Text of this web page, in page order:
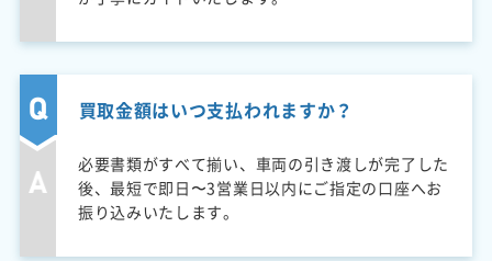
買取金額はいつ支払われますか？
必要書類がすべて揃い、車両の引き渡しが完了した
後、最短で即日〜3営業日以内にご指定の口座へお
振り込みいたします。